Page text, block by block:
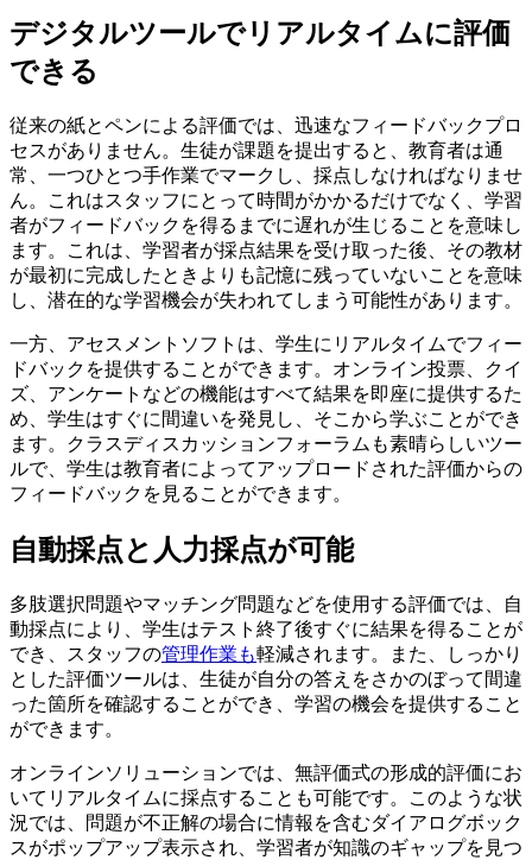
デジタルツールでリアルタイムに評価
できる
従来の紙とペンによる評価では、迅速なフィードバックプロ
セスがありません。生徒が課題を提出すると、教育者は通
常、一つひとつ手作業でマークし、採点しなければなりませ
ん。これはスタッフにとって時間がかかるだけでなく、学習
者がフィードバックを得るまでに遅れが生じることを意味し
ます。これは、学習者が採点結果を受け取った後、その教材
が最初に完成したときよりも記憶に残っていないことを意味
し、潜在的な学習機会が失われてしまう可能性があります。
一方、アセスメントソフトは、学生にリアルタイムでフィー
ドバックを提供することができます。オンライン投票、クイ
ズ、アンケートなどの機能はすべて結果を即座に提供するた
め、学生はすぐに間違いを発見し、そこから学ぶことができ
ます。クラスディスカッションフォーラムも素晴らしいツー
ルで、学生は教育者によってアップロードされた評価からの
フィードバックを見ることができます。
自動採点と人力採点が可能
多肢選択問題やマッチング問題などを使用する評価では、自
動採点により、学生はテスト終了後すぐに結果を得ることが
でき、スタッフの管理作業も軽減されます。また、しっかり
とした評価ツールは、生徒が自分の答えをさかのぼって間違
った箇所を確認することができ、学習の機会を提供すること
ができます。
オンラインソリューションでは、無評価式の形成的評価にお
いてリアルタイムに採点することも可能です。このような状
況では、問題が不正解の場合に情報を含むダイアログボック
スがポップアップ表示され、学習者が知識のギャップを見つ